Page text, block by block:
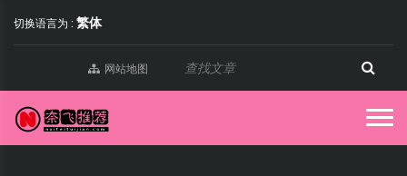
切换语言为 : 繁体
网站地图